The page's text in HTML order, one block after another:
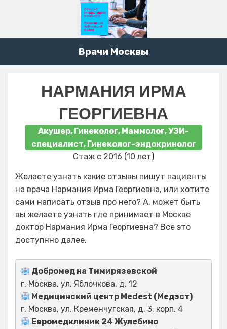
Врачи Москвы
НАРМАНИЯ ИРМА
ГЕОРГИЕВНА
Акушер, Гинеколог, Маммолог, УЗИ-
специалист, Гинеколог-эндокринолог
Стаж с 2016 (10 лет)
Желаете узнать какие отзывы пишут пациенты
на врача Нармания Ирма Георгиевна, или хотите
сами написать отзыв про него? А, может быть
вы желаете узнать где принимает в Москве
доктор Нармания Ирма Георгиевна? Все это
доступнно далее.
Добромед на Тимирязевской
г. Москва, ул. Яблочкова, д. 12
Медицинский центр Medest (Медэст)
г. Москва, ул. Кременчугская, д. 3, корп. 4
Евромедклиник 24 Жулебино